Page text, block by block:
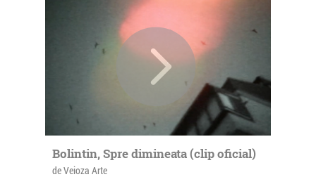
Bolintin, Spre dimineata (clip oficial)
de Veioza Arte